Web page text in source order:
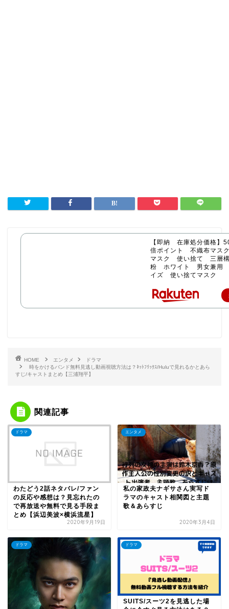
【即納 在庫処分価格
倍ポイント 不織布マ
マスク 使い捨て 三層
粉 ホワイト 男女兼用
イズ 使い捨てマスク
HOME エンタメ
ドラマ
時をかけるバンド無料見逃し動画視聴方法は？ﾈｯﾄﾌﾘｯｸｽ/Huluで見れるかとあら
すじ/キャストまとめ【三浦翔平】
関連記事
ドラマ
わたどう2話ネタバレ/ファン
の反応や感想は？見忘れたの
で再放送や無料で見る手段ま
とめ【浜辺美波×横浜流星】
2020年9月19日
エンタメ
私の家政夫ナギサさん実写ド
ラマのキャスト相関図と主題
歌＆あらすじ
2020年3月4日
ドラマ ドラマ
SUITS/スーツ2を見逃した場